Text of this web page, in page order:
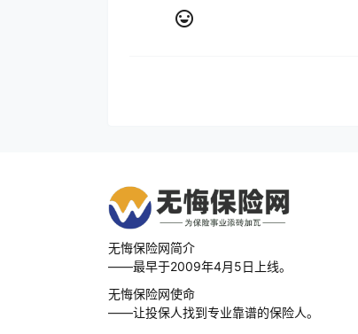
无悔保险网简介
——最早于2009年4月5日上线。
无悔保险网使命
——让投保人找到专业靠谱的保险人。